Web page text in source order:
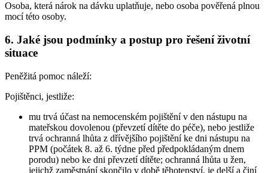
Osoba, která nárok na dávku uplatňuje, nebo osoba pověřená plnou
mocí této osoby.
6. Jaké jsou podmínky a postup pro řešení životní
situace
Peněžitá pomoc náleží:
Pojištěnci, jestliže:
mu trvá účast na nemocenském pojištění v den nástupu na
mateřskou dovolenou (převzetí dítěte do péče), nebo jestliže
trvá ochranná lhůta z dřívějšího pojištění ke dni nástupu na
PPM (počátek 8. až 6. týdne před předpokládaným dnem
porodu) nebo ke dni převzetí dítěte; ochranná lhůta u žen,
jejichž zaměstnání skončilo v době těhotenství, je delší a činí